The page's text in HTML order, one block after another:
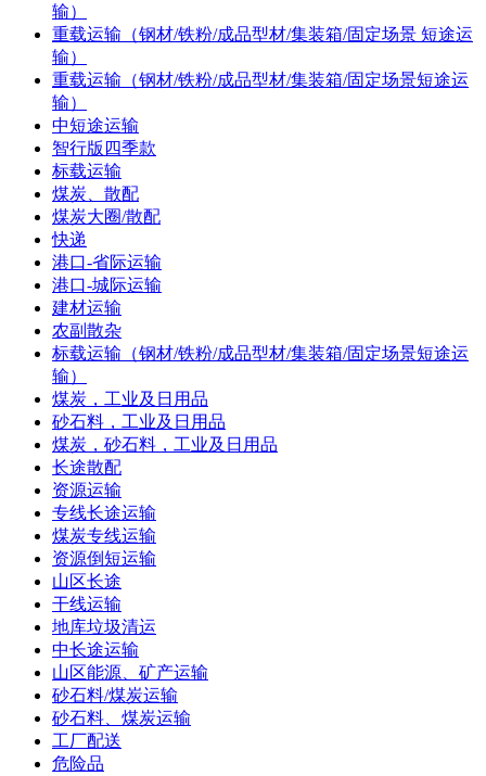
输）
重载运输（钢材/铁粉/成品型材/集装箱/固定场景 短途运
输）
重载运输（钢材/铁粉/成品型材/集装箱/固定场景短途运
输）
中短途运输
智行版四季款
标载运输
煤炭、散配
煤炭大圈/散配
快递
港口-省际运输
港口-城际运输
建材运输
农副散杂
标载运输（钢材/铁粉/成品型材/集装箱/固定场景短途运
输）
煤炭，工业及日用品
砂石料，工业及日用品
煤炭，砂石料，工业及日用品
长途散配
资源运输
专线长途运输
煤炭专线运输
资源倒短运输
山区长途
干线运输
地库垃圾清运
中长途运输
山区能源、矿产运输
砂石料/煤炭运输
砂石料、煤炭运输
工厂配送
危险品